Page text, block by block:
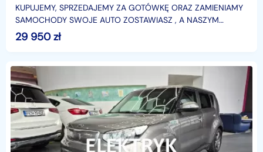
KUPUJEMY, SPRZEDAJEMY ZA GOTÓWKĘ ORAZ ZAMIENIAMY
SAMOCHODY SWOJE AUTO ZOSTAWIASZ , A NASZYM
ODJEŻDŻASZ( ustaloną cenę twojego auta odejmujemy od
nowego po trans
29 950zł